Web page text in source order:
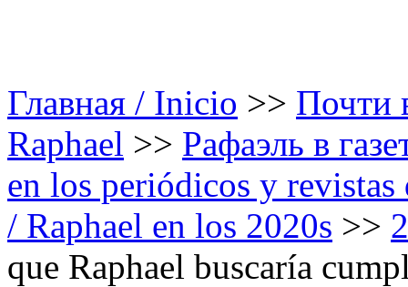
Главная / Inicio >> Почти
Raphael >> Рафаэль в
en los periódicos y
/ Raphael en los 2020s >>
que Raphael buscaría